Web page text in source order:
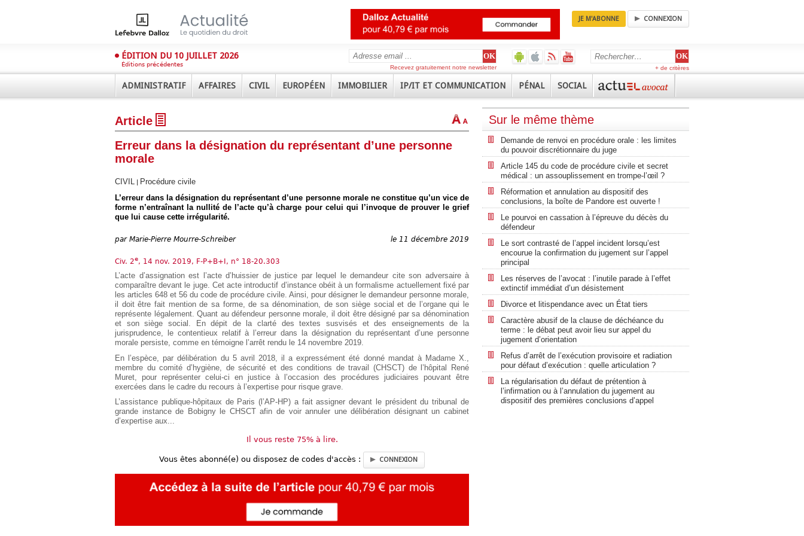
JE M'ABONNE CONNEXION
ÉDITION DU 10 JUILLET 2026
Éditions précédentes
+ de critères
Recevez gratuitement notre newsletter
ADMINISTRATIF AFFAIRES CIVIL EUROPÉEN IMMOBILIER IP/IT ET COMMUNICATION PÉNAL SOCIAL
Article
Erreur dans la désignation du représentant d’une personne
morale
CIVIL
Procédure civile
L’erreur dans la désignation du représentant d’une personne morale ne constitue qu’un vice de
forme n’entraînant la nullité de l’acte qu’à charge pour celui qui l’invoque de prouver le grief
que lui cause cette irrégularité.
par Marie-Pierre Mourre-Schreiber le 11 décembre 2019
Civ. 2e, 14 nov. 2019, F-P+B+I, n° 18-20.303
L’acte d’assignation est l’acte d’huissier de justice par lequel le demandeur cite son adversaire à
comparaître devant le juge. Cet acte introductif d’instance obéit à un formalisme actuellement fixé par
les articles 648 et 56 du code de procédure civile. Ainsi, pour désigner le demandeur personne morale,
il doit être fait mention de sa forme, de sa dénomination, de son siège social et de l’organe qui le
représente légalement. Quant au défendeur personne morale, il doit être désigné par sa dénomination
et son siège social. En dépit de la clarté des textes susvisés et des enseignements de la
jurisprudence, le contentieux relatif à l’erreur dans la désignation du représentant d’une personne
morale persiste, comme en témoigne l’arrêt rendu le 14 novembre 2019.
En l’espèce, par délibération du 5 avril 2018, il a expressément été donné mandat à Madame X.,
membre du comité d’hygiène, de sécurité et des conditions de travail (CHSCT) de l’hôpital René
Muret, pour représenter celui-ci en justice à l’occasion des procédures judiciaires pouvant être
exercées dans le cadre du recours à l’expertise pour risque grave.
L’assistance publique-hôpitaux de Paris (l’AP-HP) a fait assigner devant le président du tribunal de
grande instance de Bobigny le CHSCT afin de voir annuler une délibération désignant un cabinet
d’expertise aux...
Il vous reste 75% à lire.
Vous êtes abonné(e) ou disposez de codes d'accès : CONNEXION
Sur le même thème
Demande de renvoi en procédure orale : les limites
du pouvoir discrétionnaire du juge
Article 145 du code de procédure civile et secret
médical : un assouplissement en trompe-l’œil ?
Réformation et annulation au dispositif des
conclusions, la boîte de Pandore est ouverte !
Le pourvoi en cassation à l’épreuve du décès du
défendeur
Le sort contrasté de l’appel incident lorsqu’est
encourue la confirmation du jugement sur l’appel
principal
Les réserves de l’avocat : l’inutile parade à l’effet
extinctif immédiat d’un désistement
Divorce et litispendance avec un État tiers
Caractère abusif de la clause de déchéance du
terme : le débat peut avoir lieu sur appel du
jugement d’orientation
Refus d’arrêt de l’exécution provisoire et radiation
pour défaut d’exécution : quelle articulation ?
La régularisation du défaut de prétention à
l’infirmation ou à l’annulation du jugement au
dispositif des premières conclusions d’appel